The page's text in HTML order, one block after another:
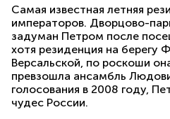
Самая известная летняя
императоров. Дворцово-
задуман Петром после
хотя резиденция на берегу
Версальской, по роскоши
превзошла ансамбль
голосования в 2008 году,
чудес России.